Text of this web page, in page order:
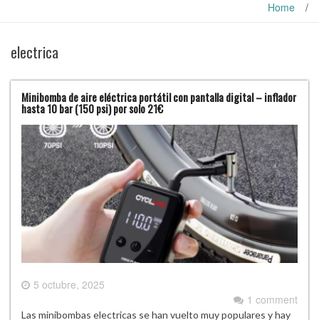
Home /
electrica
Minibomba de aire eléctrica portátil con pantalla digital – inflador
hasta 10 bar (150 psi) por solo 21€
5 octubre, 2025
1 comment
Las minibombas electricas se han vuelto muy populares y hay